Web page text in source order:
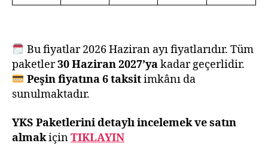
Bu fiyatlar 2026 Haziran ayı fiyatlarıdır. Tüm
paketler30 Haziran 2027’yakadar geçerlidir.
Peşin fiyatına 6 taksitimkânı da
sunulmaktadır.
YKS Paketlerini detaylı incelemek ve satın
almakiçinTIKLAYIN